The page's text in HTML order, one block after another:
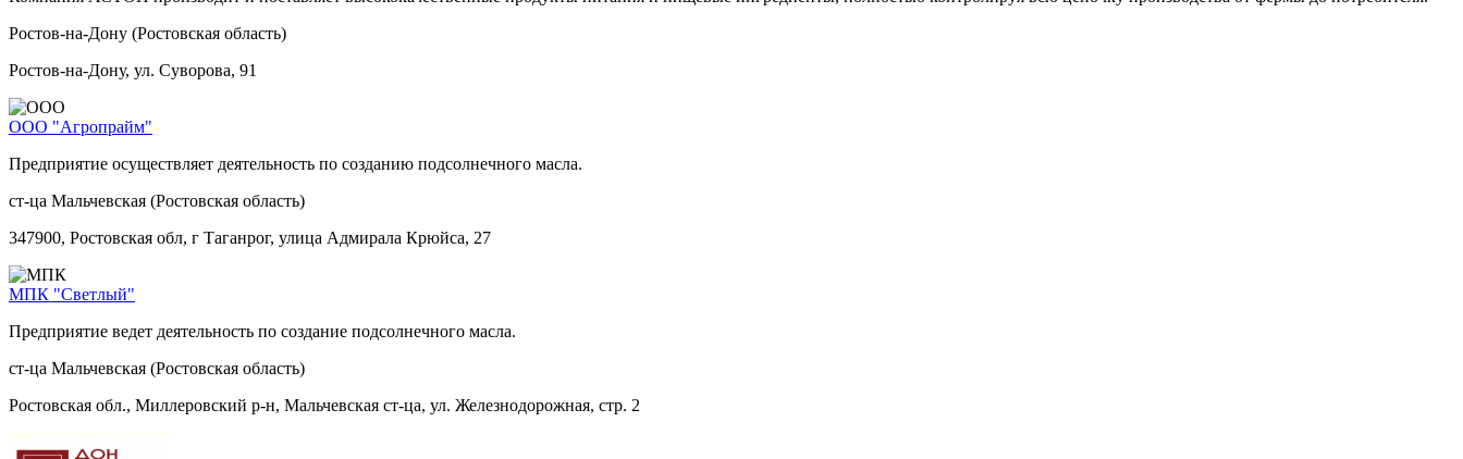
Ростов-на-Дону (Ростовская область)
Ростов-на-Дону, ул. Суворова, 91
ООО "Агропрайм"
Предприятие осуществляет деятельность по созданию подсолнечного масла.
ст-ца Мальчевская (Ростовская область)
347900, Ростовская обл, г Таганрог, улица Адмирала Крюйса, 27
МПК "Светлый"
Предприятие ведет деятельность по создание подсолнечного масла.
ст-ца Мальчевская (Ростовская область)
Ростовская обл., Миллеровский р-н, Мальчевская ст-ца, ул. Железнодорожная, стр. 2